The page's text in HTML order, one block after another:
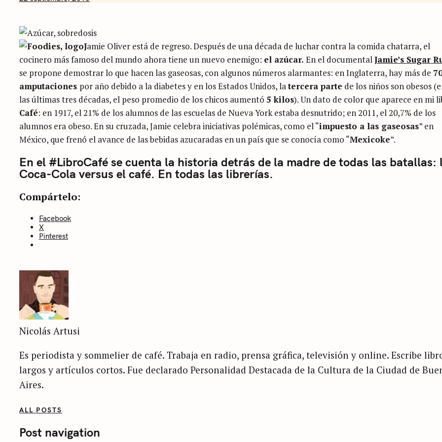
Jamie Oliver está de regreso. Después de una década de luchar contra la comida chatarra, el
cocinero más famoso del mundo ahora tiene un nuevo enemigo: el azúcar. En el documental Jamie’s Sugar
se propone demostrar lo que hacen las gaseosas, con algunos números alarmantes: en Inglaterra, hay más de
amputaciones por año debido a la diabetes y en los Estados Unidos, latercera parte de los niños son obesos
las últimas tres décadas, el peso promedio de los chicos aumentó 5 kilos). Un dato de color que aparece en mi
Café: en 1917, el 21% de los alumnos de las escuelas de Nueva York estaba desnutrido; en 2011, el 20,7% de los
alumnos era obeso. En su cruzada, Jamie celebra iniciativas polémicas, como el “impuesto a las gaseosas” en
México, que frenó el avance de las bebidas azucaradas en un país que se conocía como “Mexicoke”.
En el #LibroCafé se cuenta la historia detrás de la madre de todas las batallas:
Coca-Cola versus el café. En todas las librerías.
CategoriesSin
Compártelo:
Facebook
X
Pinterest
Nicolás Artusi
Es periodista y sommelier de café. Trabaja en radio, prensa gráfica, televisión y online. Escribe
largos y artículos cortos. Fue declarado Personalidad Destacada de la Cultura de la Ciudad de
Aires.
ALL POSTS
Post navigation